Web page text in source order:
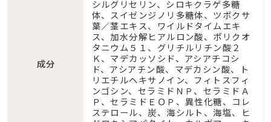
成分
シルグリセリン、シロキクラゲ多糖
体、スイゼンジノリ多糖体、ツボクサ
葉／茎エキス、ワイルドタイムエキ
ス、加水分解ヒアルロン酸、ポリクオ
タニウム５１、グリチルリチン酸２
Ｋ、マデカッソシド、アシアチコシ
ド、アシアチン酸、マデカシン酸、ト
リエチルヘキサノイン、フィトスフィ
ンゴシン、セラミドＮＰ、セラミドＡ
Ｐ、セラミドＥＯＰ、異性化糖、コレ
ステロール、炭、海シルト、海塩、ヒ